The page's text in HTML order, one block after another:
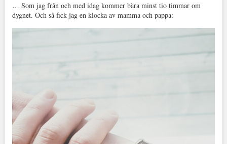
… Som jag från och med idag kommer bära minst tio timmar om
dygnet. Och så fick jag en klocka av mamma och pappa: